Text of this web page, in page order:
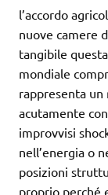
l’accordo
nuove camere
tangibile
mondiale
rappresenta un
acutamente
improvvisi
nell’energia o
posizioni
proprio perché